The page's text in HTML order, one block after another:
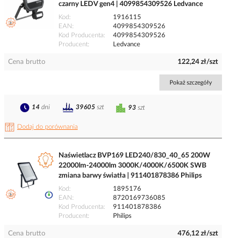
czarny LEDV gen4 | 4099854309526 Ledvance
Kod
1916115
EAN
4099854309526
Kod Producenta
4099854309526
Producent
Ledvance
Cena brutto 122,24 zł/szt
Pokaż szczegóły
Dodaj do porównania
93 szt
14 dni 39605 szt
Naświetlacz BVP169 LED240/830_40_65 200W
22000lm-24000lm 3000K/4000K/6500K SWB
zmiana barwy światła | 911401878386 Philips
Kod
1895176
EAN
8720169736085
Kod Producenta
911401878386
Producent
Philips
Cena brutto 476,12 zł/szt